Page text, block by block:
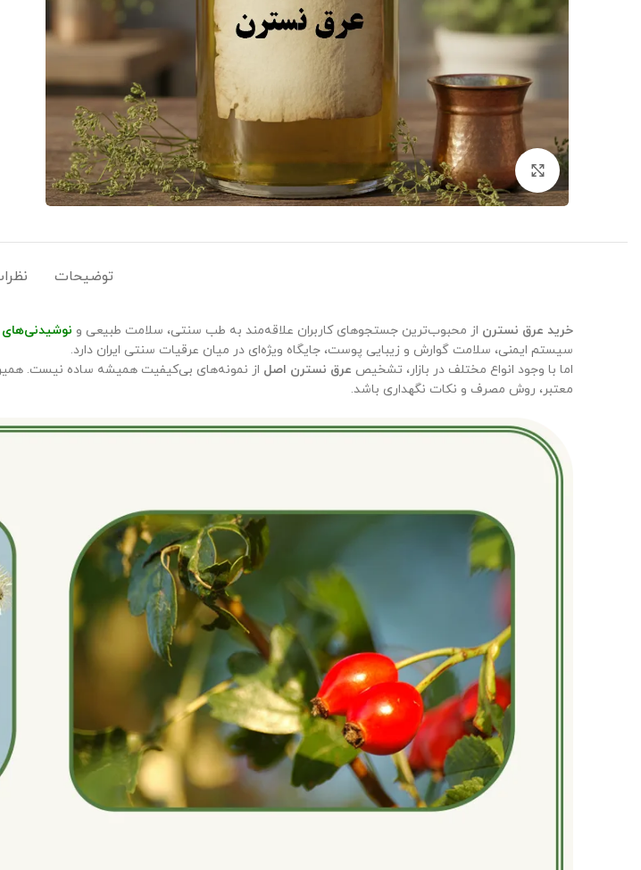
بزرگنمایی تصویر
توضیحات
خرید عرق نسترن از محبوب‌ترین جستجوهای کاربران علاقه‌مند به طب سنتی، سلامت طبیعی و
سیستم ایمنی، سلامت گوارش و زیبایی پوست، جایگاه ویژه‌ای در میان عرقیات سنتی ایران دارد.
اما با وجود انواع مختلف در بازار، تشخیص عرق نسترن اصل از نمونه‌های بی‌کیفیت همیشه ساده نیست.
معتبر، روش مصرف و نکات نگهداری باشد.